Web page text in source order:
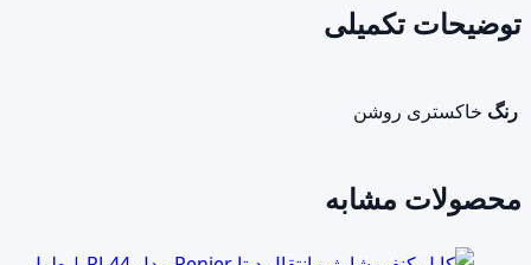
توضیحات تکمیلی
رنگ خاکستری روشن
محصولات مشابه